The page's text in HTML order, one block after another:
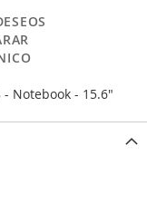
- Notebook - 15.6"